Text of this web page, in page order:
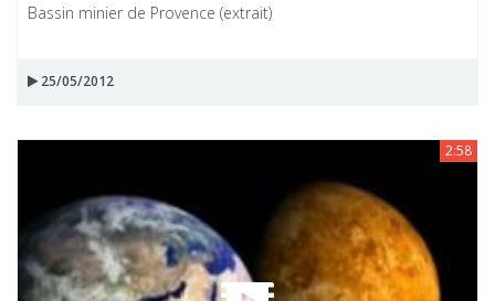
Bassin minier de Provence (extrait)
25/05/2012
2:58